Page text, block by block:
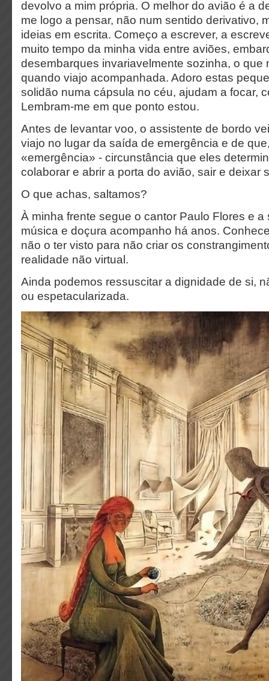
devolvo a mim própria. O melhor do avião é a
me logo a pensar, não num sentido derivativo,
ideias em escrita. Começo a escrever, a
muito tempo da minha vida entre aviões,
desembarques invariavelmente sozinha, o que
quando viajo acompanhada. Adoro estas
solidão numa cápsula no céu, ajudam a focar,
Lembram-me em que ponto estou.
Antes de levantar voo, o assistente de bordo
viajo no lugar da saída de emergência e de
«emergência» - circunstância que eles
colaborar e abrir a porta do avião, sair e deixar
O que achas, saltamos?
À minha frente segue o cantor Paulo Flores e a
música e doçura acompanho há anos.
não o ter visto para não criar os
realidade não virtual.
Ainda podemos ressuscitar a dignidade de si,
ou espetacularizada.